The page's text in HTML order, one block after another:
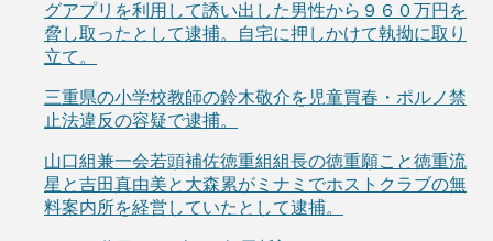
グアプリを利用して誘い出した男性から９６０万円を
脅し取ったとして逮捕。自宅に押しかけて執拗に取り
立て。
三重県の小学校教師の鈴木敬介を児童買春・ポルノ禁
止法違反の容疑で逮捕。
山口組兼一会若頭補佐徳重組組長の徳重願こと徳重流
星と吉田真由美と大森累がミナミでホストクラブの無
料案内所を経営していたとして逮捕。